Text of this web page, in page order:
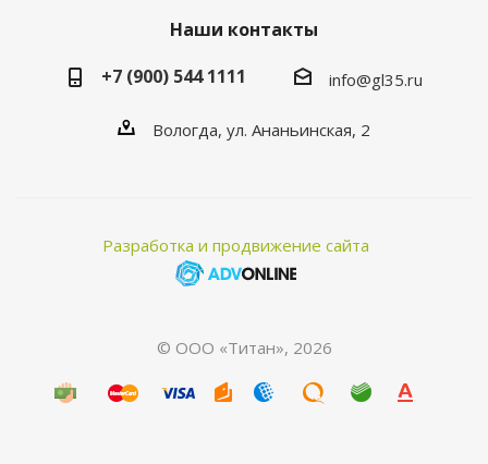
Наши контакты
+7 (900) 544 1111
info@gl35.ru
Вологда, ул. Ананьинская, 2
Разработка и продвижение сайта
© ООО «Титан», 2026